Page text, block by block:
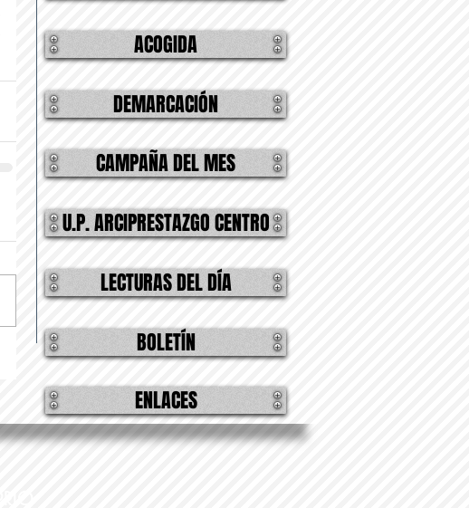
ACOGIDA
CAMPAÑA DEL MES
U.P. ARCIPRESTAZGO CENTRO
ENLACES
BOLETÍN
DEMARCACIÓN
LECTURAS DEL DÍA